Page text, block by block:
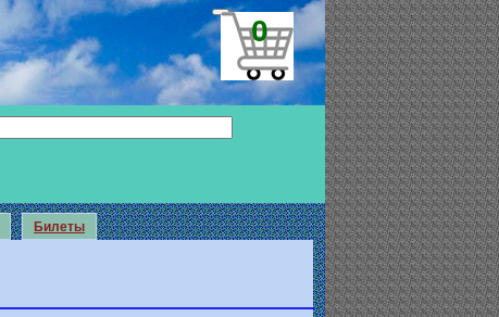
0
Билеты